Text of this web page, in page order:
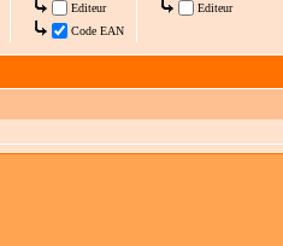
Editeur
Code EAN
Editeur